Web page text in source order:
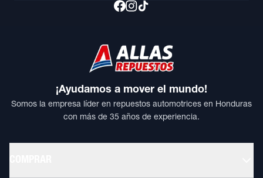
¡Ayudamos a mover el mundo!
Somos la empresa líder en repuestos automotrices en Honduras
con más de 35 años de experiencia.